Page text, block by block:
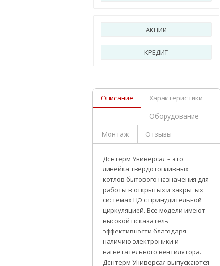
АКЦИИ
КРЕДИТ
Описание
Характеристики
Оборудование
Монтаж
Отзывы
Донтерм Универсал – это
линейка твердотопливных
котлов бытового назначения для
работы в открытых и закрытых
системах ЦО с принудительной
циркуляцией. Все модели имеют
высокой показатель
эффективности благодаря
наличию электроники и
нагнетательного вентилятора.
Донтерм Универсал выпускаются